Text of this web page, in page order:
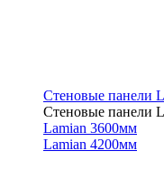
Стеновые панели
Стеновые панели
Lamian 3600мм
Lamian 4200мм